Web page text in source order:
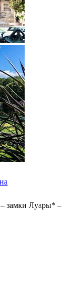
замки Луары* –